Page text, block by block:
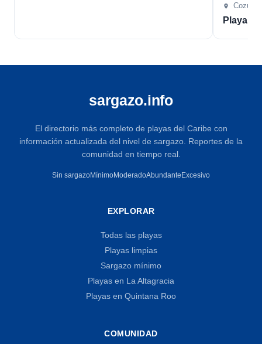
Playa
sargazo.info
El directorio más completo de playas del Caribe con
información actualizada del nivel de sargazo. Reportes de la
comunidad en tiempo real.
Sin sargazoMínimoModeradoAbundante Excesivo
EXPLORAR
Todas las playas
Playas limpias
Sargazo mínimo
Playas en La Altagracia
Playas en Quintana Roo
COMUNIDAD